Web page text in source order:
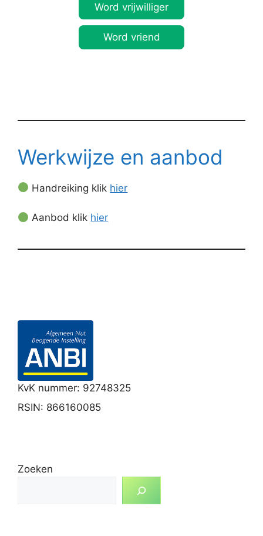
Word vrijwilliger
Word vriend
Werkwijze en aanbod
Handreiking klik hier
Aanbod klik hier
KvK nummer: 92748325
RSIN: 866160085
Zoeken